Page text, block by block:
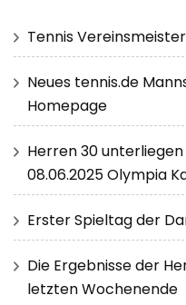
Tennis
Neues tennis.de
Homepage
Herren 30
08.06.2025 Olympia
Erster Spieltag der
Die Ergebnisse der
letzten Wochenende